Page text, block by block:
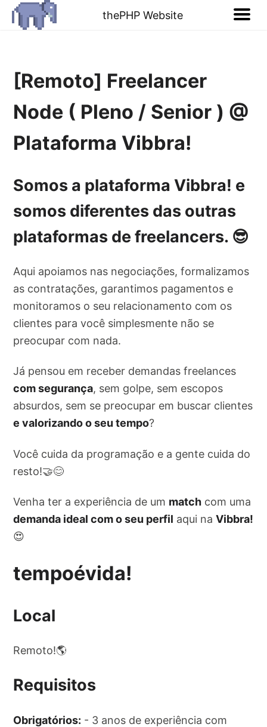
thePHP Website
[Remoto] Freelancer
Node ( Pleno / Senior ) @
Plataforma Vibbra!
Somos a plataforma Vibbra! e
somos diferentes das outras
plataformas defreelancers. 😎
Aqui apoiamos nas negociações, formalizamos
as contratações, garantimos pagamentos e
monitoramos o seu relacionamento com os
clientes para você simplesmente não se
preocupar com nada.
Já pensou em receber demandas freelances
com segurança, sem golpe, sem escopos
absurdos, sem se preocupar em buscar clientes
e valorizando o seu tempo?
Você cuida da programação e a gente cuida do
resto!🤝😊
Venha ter a experiência de um match com uma
demanda ideal com o seu perfil aqui naVibbra!
😍
tempoévida!
Local
Remoto!🌎
Requisitos
Obrigatórios: - 3 anos de experiência com